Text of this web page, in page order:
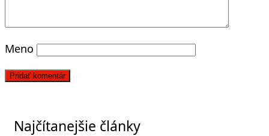
Meno
Najčítanejšie články